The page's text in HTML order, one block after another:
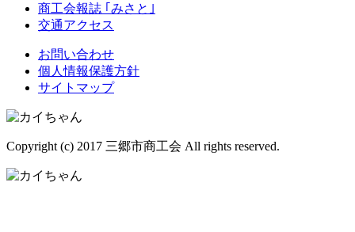
商工会報誌 ｢みさと｣
交通アクセス
お問い合わせ
個人情報保護方針
サイトマップ
Copyright (c) 2017 三郷市商工会 All rights reserved.